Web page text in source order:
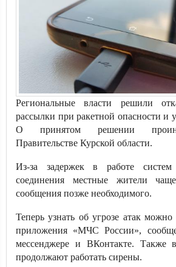
Региональные власти решили
рассылки при ракетной опасности и
О принятом решении
Правительстве Курской области.
Из-за задержек в работе систем
соединения местные жители
сообщения позже необходимого.
Теперь узнать об угрозе атак можно
приложения «МЧС России»,
мессенджере и ВКонтакте. Также
продолжают работать сирены.